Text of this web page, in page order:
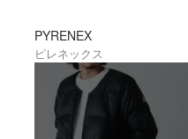
PYRENEX
ピレネックス